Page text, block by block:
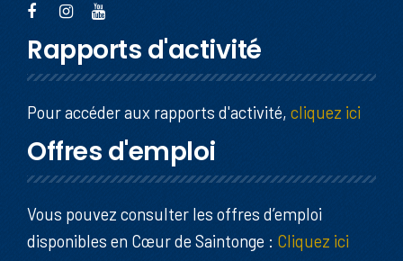
Rapports d'activité
Pour accéder aux rapports d'activité, cliquez ici
Offres d'emploi
Vous pouvez consulter les offres d’emploi
disponibles en Cœur de Saintonge : Cliquez ici